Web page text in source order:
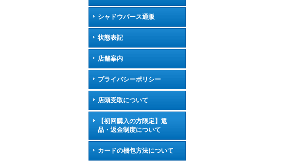
シャドウバース通販
状態表記
店舗案内
プライバシーポリシー
店頭受取について
【初回購入の方限定】返
品・返金制度について
カードの梱包方法について